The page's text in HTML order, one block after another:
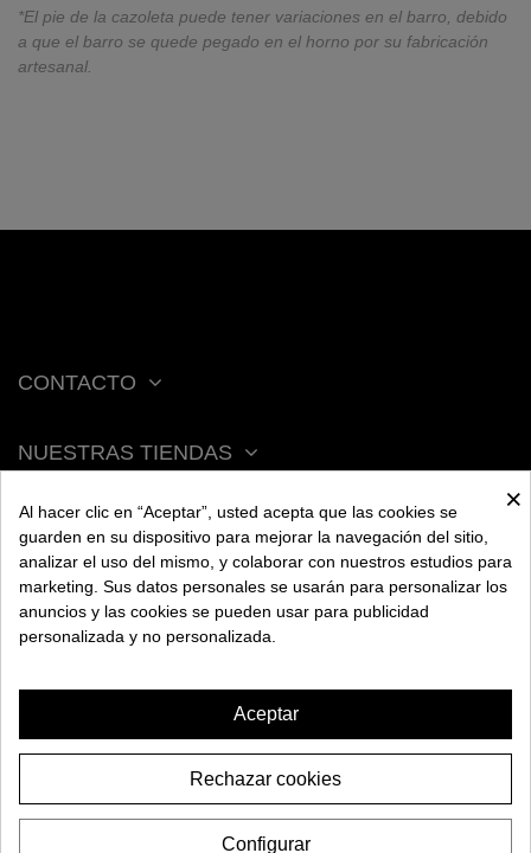
CAZOLETA BENGALA BOWL
*El pie de la cazoleta puede tener variaciones en el barro, debido
a que el barro se quede pegado en el horno por su fabricación
artesanal.
CONTACTO
NUESTRAS TIENDAS
ACERCA DE BENGALA
AYUDA
×
Al hacer clic en “Aceptar”, usted acepta que las cookies se
guarden en su dispositivo para mejorar la navegación del sitio,
analizar el uso del mismo, y colaborar con nuestros estudios para
marketing. Sus datos personales se usarán para personalizar los
anuncios y las cookies se pueden usar para publicidad
personalizada y no personalizada.
Aceptar
Rechazar cookies
Configurar